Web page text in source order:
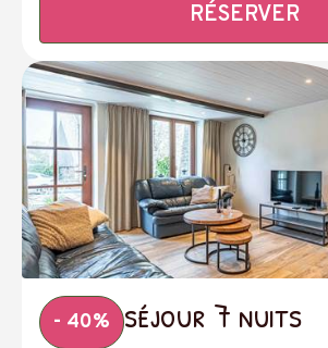
RÉSERVER
- 40% séjour 7 nuits